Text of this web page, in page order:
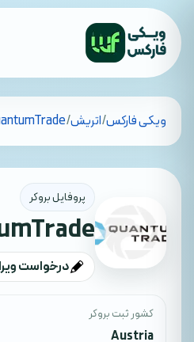
تمام کشورهاویکی فارکس/اتریش/
پروفایل بروکر
درخواست
کشور ثبت بروکر
Austria